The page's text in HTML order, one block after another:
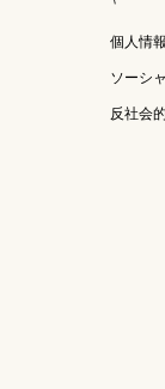
個人情
ソーシ
反社会